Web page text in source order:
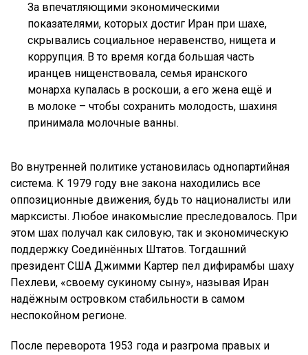
За впечатляющими экономическими
показателями, которых достиг Иран при шахе,
скрывались социальное неравенство, нищета и
коррупция. В то время когда большая часть
иранцев нищенствовала, семья иранского
монарха купалась в роскоши, а его жена ещё и
в молоке – чтобы сохранить молодость, шахиня
принимала молочные ванны.
Во внутренней политике установилась однопартийная
система. К 1979 году вне закона находились все
оппозиционные движения, будь то националисты или
марксисты. Любое инакомыслие преследовалось. При
этом шах получал как силовую, так и экономическую
поддержку Соединённых Штатов. Тогдашний
президент США Джимми Картер пел дифирамбы шаху
Пехлеви, «своему сукиному сыну», называя Иран
надёжным островком стабильности в самом
неспокойном регионе.
После переворота 1953 года и разгрома правых и